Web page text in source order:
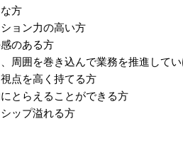
方
ョン力の高い方
のある方
、周囲を巻き込んで業務を推進して
点を高く持てる方
とらえることができる方
ップ溢れる方